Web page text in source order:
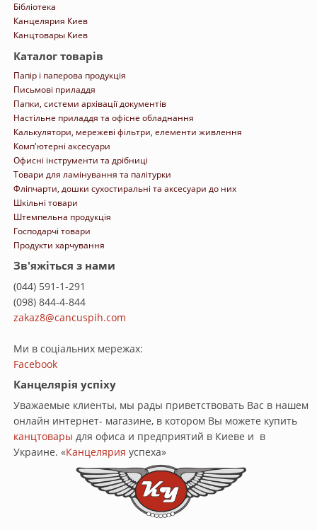
Бібліотека
Канцелярия Киев
Канцтовары Киев
Каталог товарів
Папір і паперова продукція
Письмові приладдя
Папки, системи архівації документів
Настільне приладдя та офісне обладнання
Калькулятори, мережеві фільтри, елементи живлення
Комп'ютерні аксесуари
Офисні інструменти та дрібниці
Товари для ламінування та палітурки
Фліпчарти, дошки сухостиральні та аксесуари до них
Шкільні товари
Штемпельна продукція
Господарчі товари
Продукти харчування
Зв'яжіться з нами
(044) 591-1-291
(098) 844-4-844
zakaz8@cancuspih.com
Ми в соціальних мережах:
Facebook
Канцелярія успіху
Уважаемые клиенты, мы рады приветствовать Вас в нашем
онлайн интернет- магазине, в котором Вы можете купить
канцтовары для офиса и предприятий в Киеве и в
Украине. «Канцелярия успеха»